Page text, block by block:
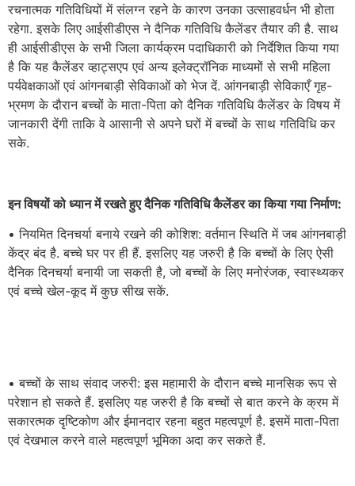
रचनात्मक गतिविधियों में संलग्न रहने के कारण उनका उत्साहवर्धन भी होता
रहेगा. इसके लिए आईसीडीएस ने दैनिक गतिविधि कैलेंडर तैयार की है. साथ
ही आईसीडीएस के सभी जिला कार्यक्रम पदाधिकारी को निर्देशित किया गया
है कि यह कैलेंडर व्हाट्सएप एवं अन्य इलेक्ट्रॉनिक माध्यमों से सभी महिला
पर्यवेक्षकाओं एवं आंगनबाड़ी सेविकाओं को भेज दें. आंगनबाड़ी सेविकाएँ गृह-
भ्रमण के दौरान बच्चों के माता-पिता को दैनिक गतिविधि कैलेंडर के विषय में
जानकारी देंगी ताकि वे आसानी से अपने घरों में बच्चों के साथ गतिविधि कर
सके.
इन विषयों को ध्यान में रखते हुए दैनिक गतिविधि कैलेंडर का किया गया निर्माण:
• नियमित दिनचर्या बनाये रखने की कोशिश: वर्तमान स्थिति में जब आंगनबाड़ी
केंद्र बंद है. बच्चे घर पर ही हैं. इसलिए यह जरुरी है कि बच्चों के लिए ऐसी
दैनिक दिनचर्या बनायी जा सकती है, जो बच्चों के लिए मनोरंजक, स्वास्थ्यकर
एवं बच्चे खेल-कूद में कुछ सीख सकें.
• बच्चों के साथ संवाद जरुरी: इस महामारी के दौरान बच्चे मानसिक रूप से
परेशान हो सकते हैं. इसलिए यह जरुरी है कि बच्चों से बात करने के क्रम में
सकारत्मक दृष्टिकोण और ईमानदार रहना बहुत महत्वपूर्ण है. इसमें माता-पिता
एवं देखभाल करने वाले महत्वपूर्ण भूमिका अदा कर सकते हैं.